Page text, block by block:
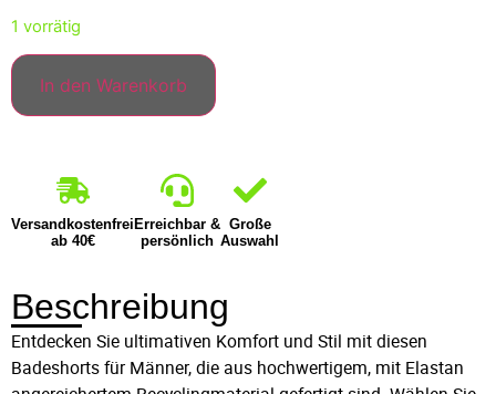
1 vorrätig
In den Warenkorb
Versandkostenfrei
ab 40€
Erreichbar &
persönlich
Große
Auswahl
Beschreibung
Entdecken Sie ultimativen Komfort und Stil mit diesen
Badeshorts für Männer, die aus hochwertigem, mit Elastan